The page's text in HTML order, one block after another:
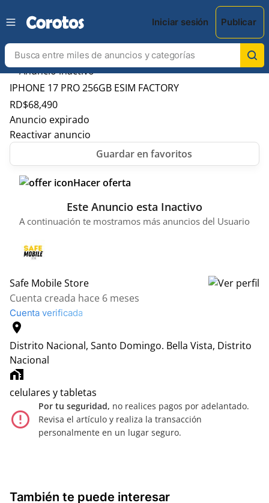
Iniciar sesión Publicar
IPHONE 17 PRO 256GB ESIM FACTORY
RD$68,490
Anuncio expirado
Reactivar anuncio
Hacer oferta
Este Anuncio esta Inactivo
A continuación te mostramos más anuncios del Usuario
Safe Mobile Store
Cuenta creada hace 6 meses
Cuenta verificada
location_on
Distrito Nacional, Santo Domingo. Bella Vista, Distrito
Nacional
home_work
celulares y tabletas
error_outline
Por tu seguridad, no realices pagos por adelantado.
Revisa el artículo y realiza la transacción
personalmente en un lugar seguro.
También te puede interesar